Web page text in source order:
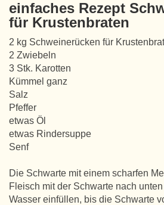
einfaches Rezept
für Krustenbraten
2 kg Schweinerücken für
2 Zwiebeln
3 Stk. Karotten
Kümmel ganz
Salz
Pfeffer
etwas Öl
etwas Rindersuppe
Senf
Die Schwarte mit einem scharfen
Fleisch mit der Schwarte nach
Wasser einfüllen, bis die Schwarte